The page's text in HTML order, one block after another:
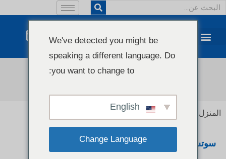
اتصال
المنزل
سوتشو Jwell Machinery Co. ، Ltd.
We've detected you might be
speaking a different language. Do
you want to change to:
Change Language